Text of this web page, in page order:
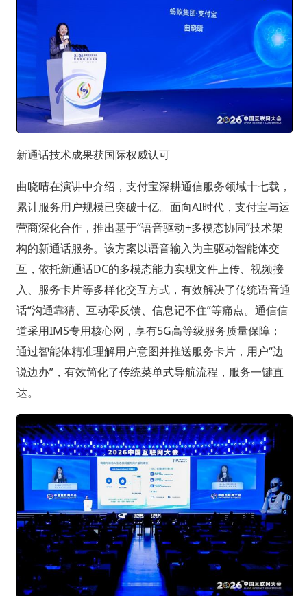
新通话技术成果获国际权威认可
曲晓晴在演讲中介绍，支付宝深耕通信服务领域十七载，
累计服务用户规模已突破十亿。面向AI时代，支付宝与运
营商深化合作，推出基于“语音驱动+多模态协同”技术架
构的新通话服务。该方案以语音输入为主驱动智能体交
互，依托新通话DC的多模态能力实现文件上传、视频接
入、服务卡片等多样化交互方式，有效解决了传统语音通
话“沟通靠猜、互动零反馈、信息记不住”等痛点。通信信
道采用IMS专用核心网，享有5G高等级服务质量保障；
通过智能体精准理解用户意图并推送服务卡片，用户“边
说边办”，有效简化了传统菜单式导航流程，服务一键直
达。